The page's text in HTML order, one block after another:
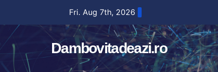
content
Fri. Aug 7th, 2026
Dambovitadeazi.ro